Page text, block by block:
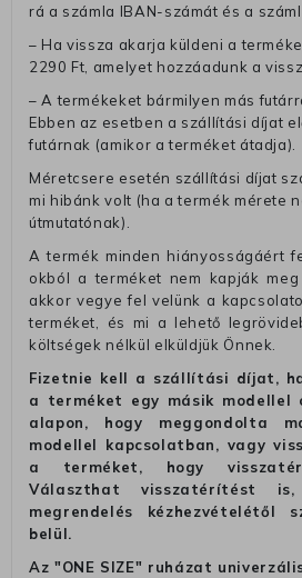
rá a számla IBAN-számát és a
– Ha vissza akarja küldeni a
2290 Ft, amelyet hozzáadunk a
– A termékeket bármilyen más
Ebben az esetben a szállítási díjat
futárnak (amikor a terméket átadja).
Méretcsere esetén szállítási díjat
mi hibánk volt (ha a termék mérete
útmutatónak).
A termék minden hiányosságáért
okból a terméket nem kapják
akkor vegye fel velünk a
terméket, és mi a lehető
költségek nélkül elküldjük Önnek.
Fizetnie kell a szállítási díjat,
a terméket egy másik modellel
alapon, hogy meggondolta
modellel kapcsolatban, vagy
a terméket, hogy
Választhat visszatérítést
megrendelés kézhezvételétől
belül.
Az "ONE SIZE" ruházat